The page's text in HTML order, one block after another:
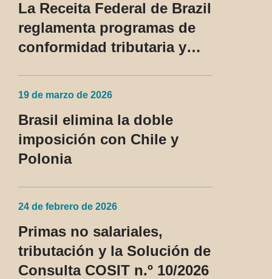
privilegiado
La Receita Federal de Brazil
reglamenta programas de
conformidad tributaria y
19 de marzo de 2026
Brasil elimina la doble
imposición con Chile y
Polonia
24 de febrero de 2026
Primas no salariales,
tributación y la Solución de
Consulta COSIT n.º 10/2026